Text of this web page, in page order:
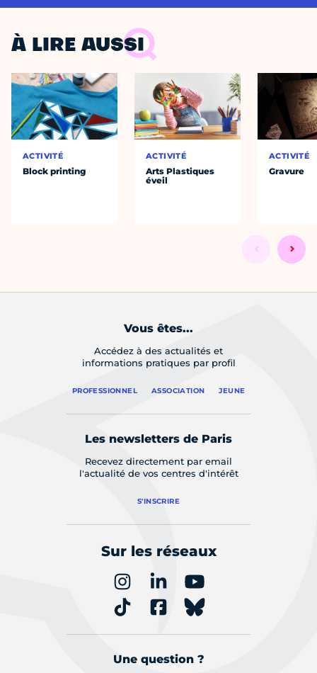
À LIRE AUSSI
ACTIVITÉ
Block printing
ACTIVITÉ
Arts Plastiques
éveil
ACTIVITÉ
Gravure
Vous êtes...
Accédez à des actualités et
informations pratiques par profil
PROFESSIONNEL ASSOCIATION JEUNE
Les newsletters de Paris
Recevez directement par email
l'actualité de vos centres d'intérêt
S'INSCRIRE
Sur les réseaux
Une question ?